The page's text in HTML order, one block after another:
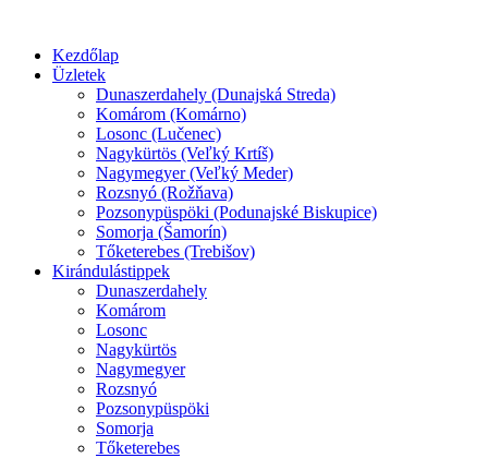
obsah
Kezdőlap
Üzletek
Dunaszerdahely (Dunajská Streda)
Komárom (Komárno)
Losonc (Lučenec)
Nagykürtös (Veľký Krtíš)
Nagymegyer (Veľký Meder)
Rozsnyó (Rožňava)
Pozsonypüspöki (Podunajské Biskupice)
Somorja (Šamorín)
Tőketerebes (Trebišov)
Kirándulástippek
Dunaszerdahely
Komárom
Losonc
Nagykürtös
Nagymegyer
Rozsnyó
Pozsonypüspöki
Somorja
Tőketerebes